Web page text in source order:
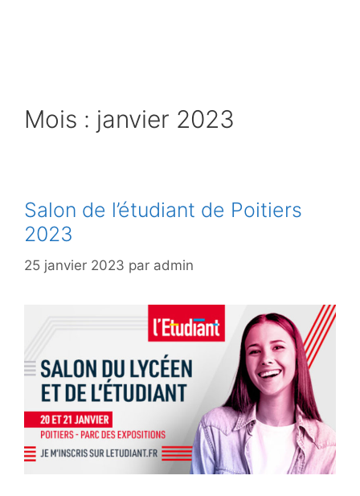
Mois : janvier 2023
Salon de l’étudiant de Poitiers
2023
25 janvier 2023 par admin